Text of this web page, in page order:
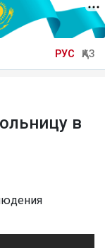
РУС ҚАЗ
в